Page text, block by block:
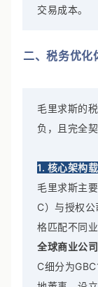
交易成本。
二、税务优化
毛里求斯的
负，且完全
1. 核心架构
毛里求斯主
C）与授权
格匹配不同业
全球商业公司
C细分为